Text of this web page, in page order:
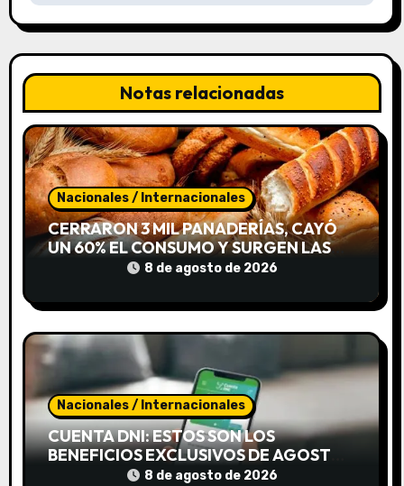
i
ó
d
e
e
n
r
a
d
a
s
Notas relacionadas
Nacionales / Internacionales
CERRARON 3 MIL PANADERÍAS, CAYÓ
UN 60% EL CONSUMO Y SURGEN LAS
«CUEVAS DE PAN»8 de agosto de 2026
Nacionales / Internacionales
CUENTA DNI: ESTOS SON LOS
BENEFICIOS EXCLUSIVOS DE AGOSTO
PARA AHORRAR DURANTE TODO EL
8 de agosto de 2026